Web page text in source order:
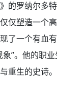
的罗纳尔多
仅塑造一个
了一个有血
象”。他的职
重生的史诗。